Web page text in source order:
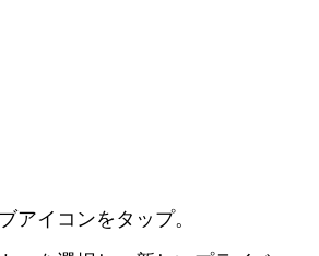
アイコンをタップ。